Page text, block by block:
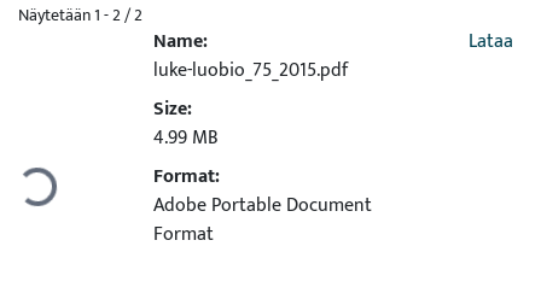
Näytetään1 - 2 / 2
Ladataan...
Name:
luke-luobio_75_2015.pdf
Size:
4.99 MB
Format:
Adobe Portable Document
Format
Lataa